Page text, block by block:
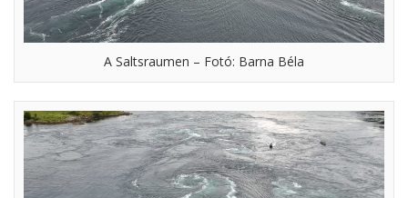
A Saltsraumen – Fotó: Barna Béla